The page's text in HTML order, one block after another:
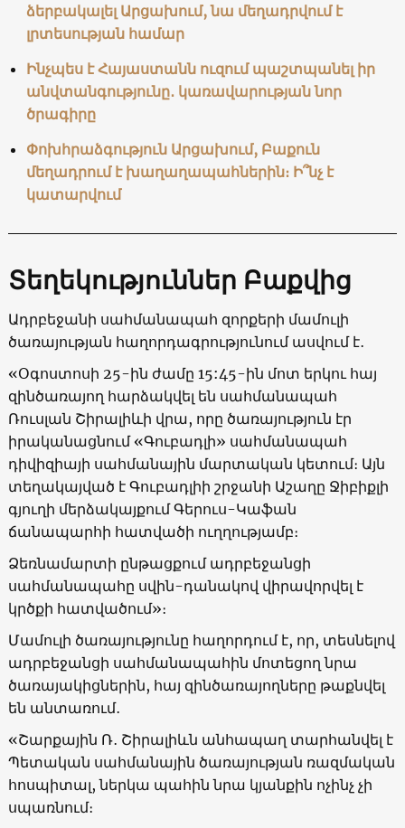
ձերբակալել Արցախում, նա մեղադրվում է
լրտեսության համար
Ինչպես է Հայաստանն ուզում պաշտպանել իր
անվտանգությունը․ կառավարության նոր
ծրագիրը
Փոխհրաձգություն Արցախում, Բաքուն
մեղադրում է խաղաղապահներին։ Ի՞նչ է
կատարվում
Տեղեկություններ Բաքվից
Ադրբեջանի սահմանապահ զորքերի մամուլի
ծառայության հաղորդագրությունում ասվում է․
«Օգոստոսի 25-ին ժամը 15:45-ին մոտ երկու հայ
զինծառայող հարձակվել են սահմանապահ
Ռուսլան Շիրալիևի վրա, որը ծառայություն էր
իրականացնում «Գուբադլի» սահմանապահ
դիվիզիայի սահմանային մարտական կետում։ Այն
տեղակայված է Գուբադլիի շրջանի Աշաղը Ջիբիքլի
գյուղի մերձակայքում Գերուս-Կաֆան
ճանապարհի հատվածի ուղղությամբ։
Ձեռնամարտի ընթացքում ադրբեջանցի
սահմանապահը սվին-դանակով վիրավորվել է
կրծքի հատվածում»։
Մամուլի ծառայությունը հաղորդում է, որ, տեսնելով
ադրբեջանցի սահմանապահին մոտեցող նրա
ծառայակիցներին, հայ զինծառայողները թաքնվել
են անտառում․
«Շարքային Ռ․ Շիրալիևն անհապաղ տարհանվել է
Պետական սահմանային ծառայության ռազմական
հոսպիտալ, ներկա պահին նրա կյանքին ոչինչ չի
սպառնում։